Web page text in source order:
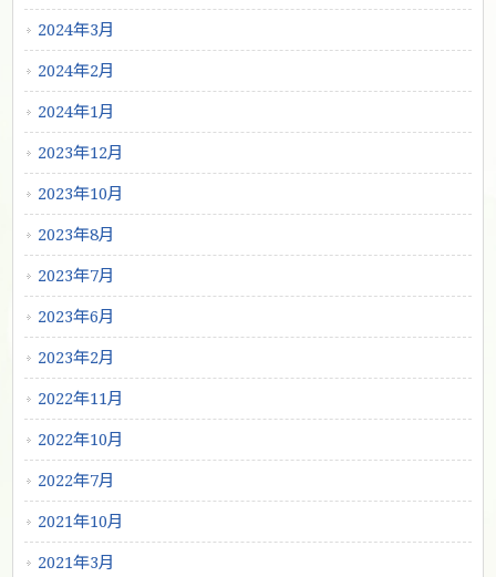
2024年3月
2024年2月
2024年1月
2023年12月
2023年10月
2023年8月
2023年7月
2023年6月
2023年2月
2022年11月
2022年10月
2022年7月
2021年10月
2021年3月